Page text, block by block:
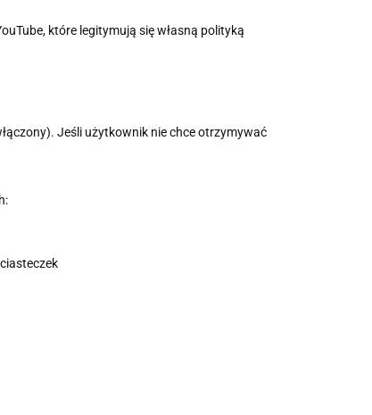
które legitymują się własną polityką
Jeśli użytkownik nie chce otrzymywać